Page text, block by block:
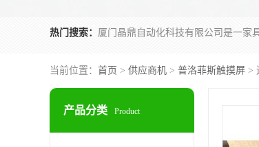
热门搜索：
当前位置： 首页 > 供应商机 > 普洛菲斯触摸屏 >
产品分类 Product